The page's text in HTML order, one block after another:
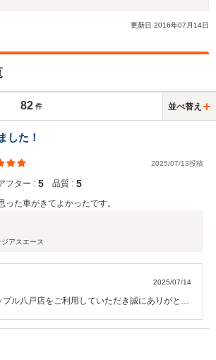
更新日 2016年07 月 14日
82 件 並べ替え
した！
2025/07/13投稿
フター : 5 品質 : 5
た車がきてよかったです。
アスエース
2025/07/14
プル八戸店をご利用していただき誠にありがとう
年以上のお取引をさせていただいております
に入りの1台を見つけることができ担当したス
りました。 今後も安心してご利用いただけるよ